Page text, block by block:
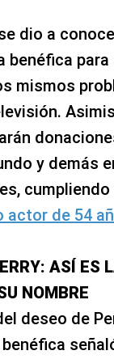
dio a
benéfica
mismos
y demás
actor de 54
ASÍ ES
NOMBRE
deseo de